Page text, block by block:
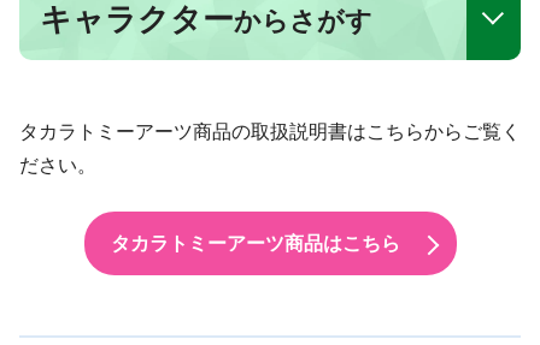
キャラクターからさがす
タカラトミーアーツ商品の取扱説明書はこちらからご覧く
ださい。
タカラトミーアーツ商品はこちら